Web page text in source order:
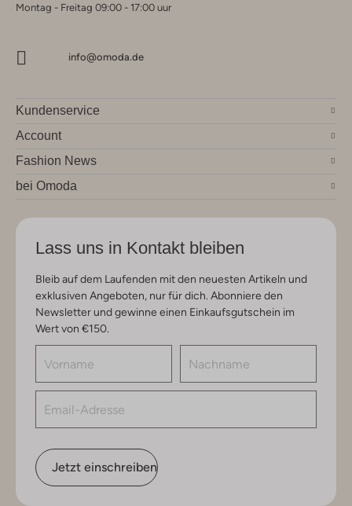
Montag - Freitag 09:00 - 17:00 uur
info@omoda.de
Kundenservice
Account
Fashion News
bei Omoda
Lass uns in Kontakt bleiben
Bleib auf dem Laufenden mit den neuesten Artikeln und
exklusiven Angeboten, nur für dich. Abonniere den
Newsletter und gewinne einen Einkaufsgutschein im
Wert von €150.
Jetzt einschreiben